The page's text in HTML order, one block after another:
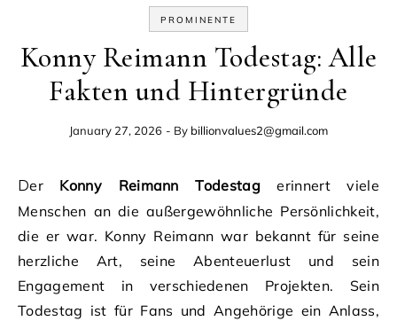
PROMINENTE
Konny Reimann Todestag: Alle
Fakten und Hintergründe
January 27, 2026 - By billionvalues2@gmail.com
Der Konny Reimann Todestagerinnert viele
Menschen an die außergewöhnliche Persönlichkeit,
die er war. Konny Reimann war bekannt für seine
herzliche Art, seine Abenteuerlust und sein
Engagement in verschiedenen Projekten. Sein
Todestag ist für Fans und Angehörige ein Anlass,